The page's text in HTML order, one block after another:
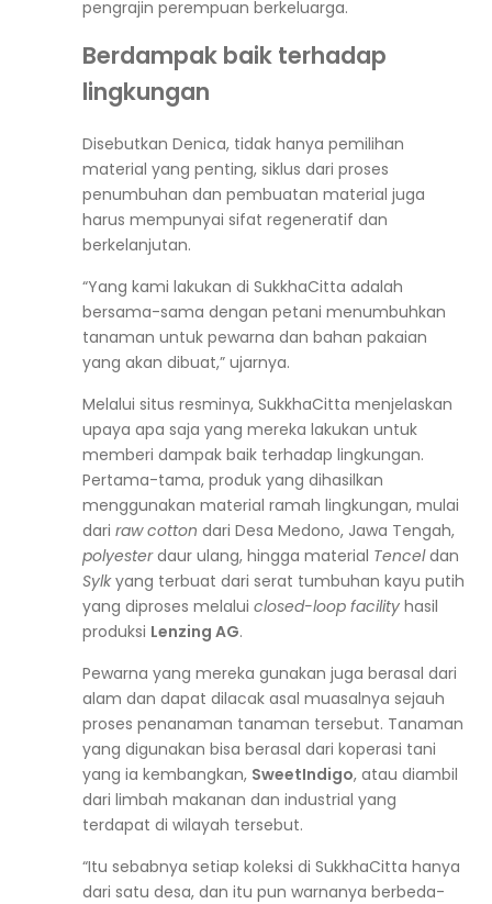
pengrajin perempuan berkeluarga.
Berdampak baik terhadap
lingkungan
Disebutkan Denica, tidak hanya pemilihan
material yang penting, siklus dari proses
penumbuhan dan pembuatan material juga
harus mempunyai sifat regeneratif dan
berkelanjutan.
“Yang kami lakukan di SukkhaCitta adalah
bersama-sama dengan petani menumbuhkan
tanaman untuk pewarna dan bahan pakaian
yang akan dibuat,” ujarnya.
Melalui situs resminya, SukkhaCitta menjelaskan
upaya apa saja yang mereka lakukan untuk
memberi dampak baik terhadap lingkungan.
Pertama-tama, produk yang dihasilkan
menggunakan material ramah lingkungan, mulai
dari raw cotton dari Desa Medono, Jawa Tengah,
polyesterdaur ulang, hingga material Tenceldan
Sylkyang terbuat dari serat tumbuhan kayu putih
yang diproses melalui closed-loop facility hasil
produksi Lenzing AG.
Pewarna yang mereka gunakan juga berasal dari
alam dan dapat dilacak asal muasalnya sejauh
proses penanaman tanaman tersebut. Tanaman
yang digunakan bisa berasal dari koperasi tani
yang ia kembangkan, SweetIndigo, atau diambil
dari limbah makanan dan industrial yang
terdapat di wilayah tersebut.
“Itu sebabnya setiap koleksi di SukkhaCitta hanya
dari satu desa, dan itu pun warnanya berbeda-